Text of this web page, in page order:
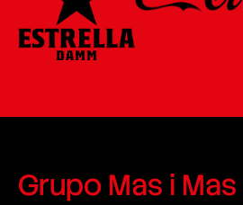
Grupo Mas i Mas